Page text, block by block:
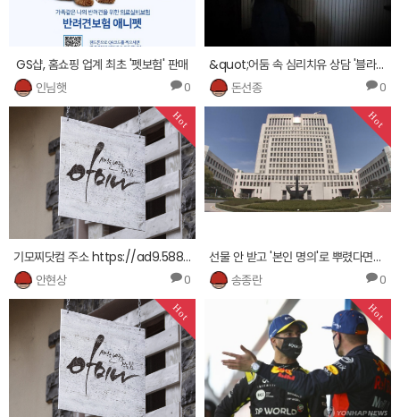
GS샵, 홈쇼핑 업계 최초 '펫보험' 판매
인님햇
0
&quot;어둠 속 심리치유 상담 '블라인드 마음보듬'을 아시나요&quot;
돈선종
0
Hot
기모찌닷컴 주소 https://ad9.588bog.net ァ 기모찌닷컴 주소オ 기모찌닷컴 주소リ
안현상
0
Hot
선물 안 받고 '본인 명의'로 뿌렸다면?…대법 &quot;그것도 뇌물&quot;
송종란
0
Hot Hot